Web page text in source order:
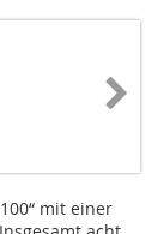
mit einer